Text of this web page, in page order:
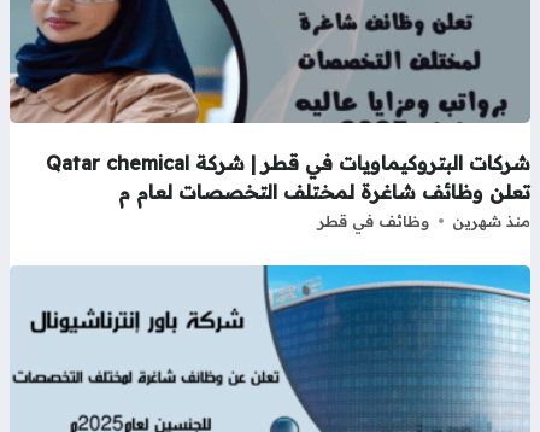
شركات البتروكيماويات في قطر | شركة Qatar chemical
وظائف شاغرة لمختلف التخصصات لعام م
شهرين وظائف في قطر